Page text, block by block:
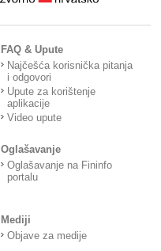
FAQ & Upute
Najčešća korisnička pitanja
i odgovori
Upute za korištenje
aplikacije
Video upute
Oglašavanje
Oglašavanje na Fininfo
portalu
Mediji
Objave za medije